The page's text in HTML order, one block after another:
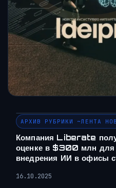
АРХИВ РУБРИКИ ~ЛЕНТА
Компания Liberate
оценке в $300 млн для
внедрения ИИ в офисы
16.10.2025